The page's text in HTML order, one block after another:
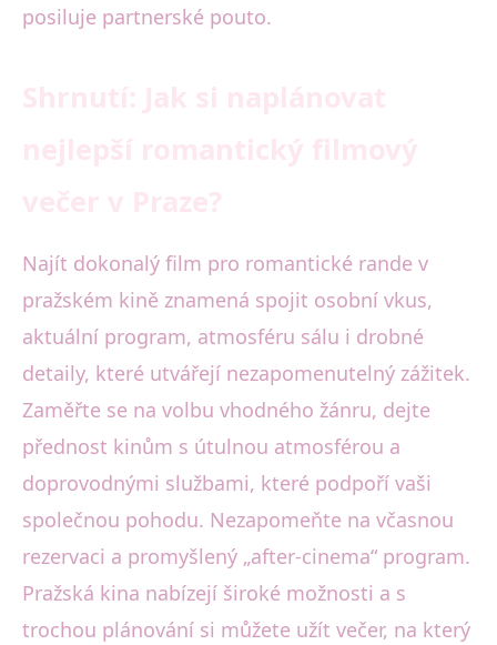
posiluje partnerské pouto.
Najít dokonalý film pro romantické rande v
pražském kině znamená spojit osobní vkus,
aktuální program, atmosféru sálu i drobné
detaily, které utvářejí nezapomenutelný zážitek.
Zaměřte se na volbu vhodného žánru, dejte
přednost kinům s útulnou atmosférou a
doprovodnými službami, které podpoří vaši
společnou pohodu. Nezapomeňte na včasnou
rezervaci a promyšlený „after-cinema“ program.
Pražská kina nabízejí široké možnosti a s
trochou plánování si můžete užít večer, na který